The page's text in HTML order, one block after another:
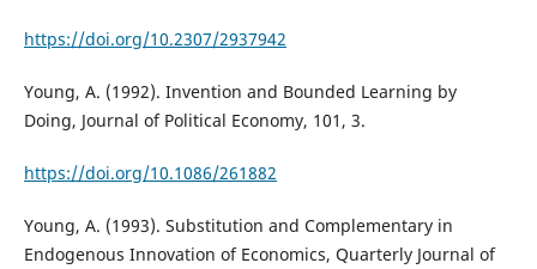
https://doi.org/10.2307/2937942
Young, A. (1992). Invention and Bounded Learning by
Doing, Journal of Political Economy, 101, 3.
https://doi.org/10.1086/261882
Young, A. (1993). Substitution and Complementary in
Endogenous Innovation of Economics, Quarterly Journal of